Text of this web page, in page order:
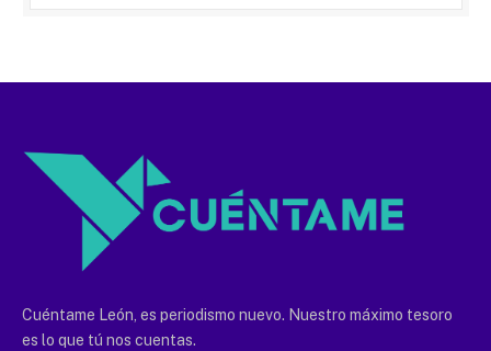
Cuéntame León, es periodismo nuevo. Nuestro máximo tesoro
es lo que tú nos cuentas.